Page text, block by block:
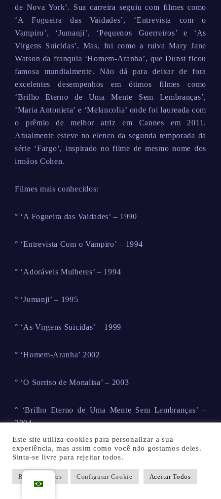
de Nova York’. Sua carreira seguiu com filmes como
‘A Fogueira das Vaidades’, ‘Entrevista com o
Vampiro’, ‘Jumanji’, ‘Pequenos Guerreiros’ e ‘As
Virgens Suicidas’. Mas, foi como a ruiva Mary Jane
Watson da franquia ‘Homem-Aranha’, que Dunst ficou
famosa mundialmente. Não dá para deixar de fora
excelentes desempenhos em ótimos filmes como
‘Brilho Eterno de Uma Mente Sem Lembranças’,
‘Maria Antonieta’ e ‘Melancolia’ onde foi laureada com
o prêmio de melhor atriz em Cannes em 2011.
Atualmente esteve no elenco da segunda temporada da
série ‘Fargo’, inspirado no filme de mesmo nome dos
irmãos Cohen.
Filmes mais conhecidos:
° ‘A Fogueira das Vaidades’ – 1990
° ‘Entrevista Com o Vampiro’ – 1994
° ‘Adoráveis Mulheres’ – 1994
° ‘Jumanji’ – 1995
° ‘As Virgens Suicidas’ – 1999
° ‘Homem-Aranha’ 2002
° ‘O Sorriso de Monalisa’ – 2003
° ‘Brilho Eterno de Uma Mente Sem Lembranças’ –
2004
° ‘Homem-Aranha 2’ -2004
° ‘Maria Antonieta’ – 2007
Este site utiliza cookies para personalizar a sua
experiência, mas assim como você não gostamos deles.
Sinta-se livre para rejeitar todos.
Rejeitar Todos Configurar Cookie Aceitar Todos